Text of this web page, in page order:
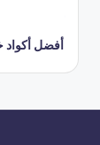
أفضل أكواد